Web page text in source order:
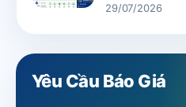
29/07/2026
Yêu Cầu Báo Giá